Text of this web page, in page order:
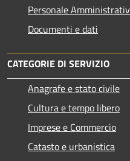
Personale
Documenti e dati
CATEGORIE DI SERVIZIO
Anagrafe e stato civile
Cultura e tempo libero
Imprese e Commercio
Catasto e urbanistica